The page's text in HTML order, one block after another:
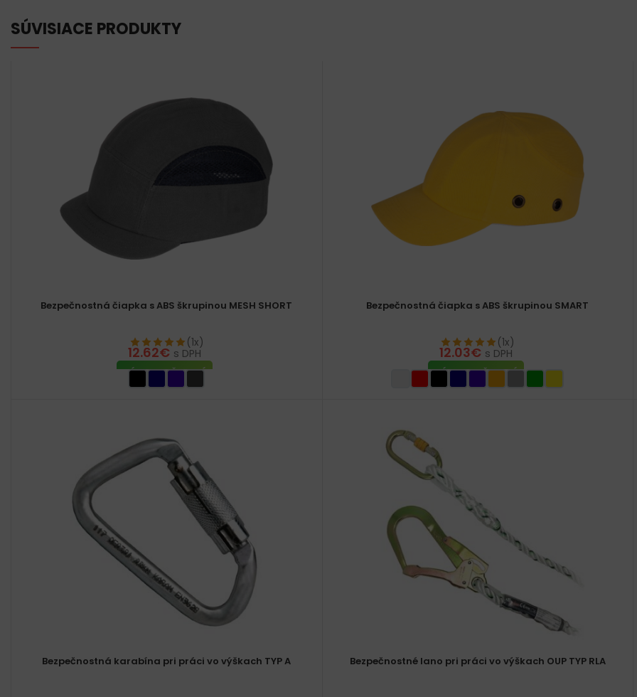
SÚVISIACE PRODUKTY
Bezpečnostná čiapka s ABS škrupinou MESH SHORT
(1x)
12.62€ s DPH
VÝBER MOŽNOSTÍ
Bezpečnostná čiapka s ABS škrupinou SMART
(1x)
12.03€ s DPH
VÝBER MOŽNOSTÍ
Bezpečnostná karabína pri práci vo výškach TYP A Bezpečnostné lano pri práci vo výškach OUP TYP RLA